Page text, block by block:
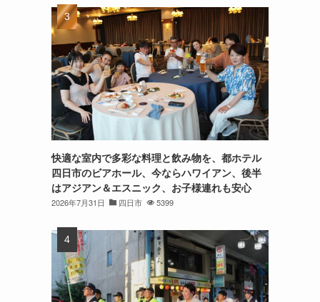
快適な室内で多彩な料理と飲み物を、都ホテル
四日市のビアホール、今ならハワイアン、後半
はアジアン＆エスニック、お子様連れも安心
2026年7月31日 四日市 5399